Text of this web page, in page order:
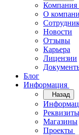
Компания
О
Новости
Отзывы
Карьера
Лицензии
Блог
Информация
Назад
Реквизиты
Магазины
Проекты